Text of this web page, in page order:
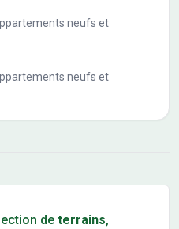
neufs et
neufs et
de terrains,